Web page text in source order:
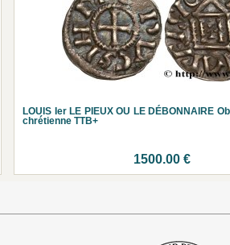
LOUIS Ier LE PIEUX OU LE DÉBONNAIRE
chrétienne TTB+
1500.00 €